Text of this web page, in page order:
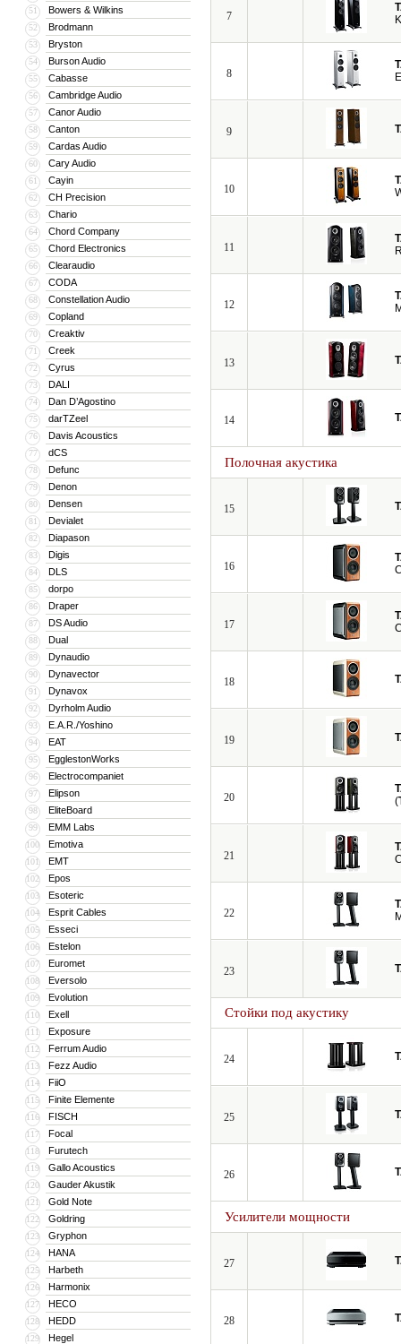
51 Bowers & Wilkins
52 Brodmann
53 Bryston
54 Burson Audio
55 Cabasse
56 Cambridge Audio
57 Canor Audio
58 Canton
59 Cardas Audio
60 Cary Audio
61 Cayin
62 CH Precision
63 Chario
64 Chord Company
65 Chord Electronics
66 Clearaudio
67 CODA
68 Constellation Audio
69 Copland
70 Creaktiv
71 Creek
72 Cyrus
73 DALI
74 Dan D’Agostino
75 darTZeel
76 Davis Acoustics
77 dCS
78 Defunc
79 Denon
80 Densen
81 Devialet
82 Diapason
83 Digis
84 DLS
85 dorpo
86 Draper
87 DS Audio
88 Dual
89 Dynaudio
90 Dynavector
91 Dynavox
92 Dyrholm Audio
93 E.A.R./Yoshino
94 EAT
95 EgglestonWorks
96 Electrocompaniet
97 Elipson
98 EliteBoard
99 EMM Labs
100 Emotiva
101 EMT
102 Epos
103 Esoteric
104 Esprit Cables
105 Esseci
106 Estelon
107 Euromet
108 Eversolo
109 Evolution
110 Exell
111 Exposure
112 Ferrum Audio
113 Fezz Audio
114 FiiO
115 Finite Elemente
116 FISCH
117 Focal
118 Furutech
119 Gallo Acoustics
120 Gauder Akustik
121 Gold Note
122 Goldring
123 Gryphon
124 HANA
125 Harbeth
126 Harmonix
127 HECO
128 HEDD
129 Hegel
7
8
9
10
11
12
13
14
Полочная акустика
15
16
17
18
19
20
(
21
22
23
Стойки под акустику
24
25
26
Усилители мощности
27
28